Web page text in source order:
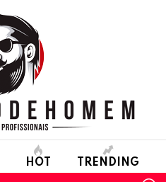
HOT TRENDING